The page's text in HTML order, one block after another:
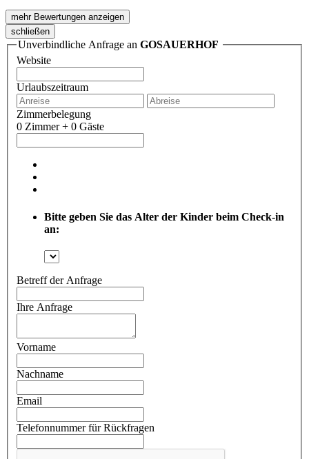
mehr Bewertungen anzeigen
schließen
Unverbindliche Anfrage an GOSAUERHOF
Website
Urlaubszeitraum
Zimmerbelegung
0 Zimmer + 0 Gäste
Bitte geben Sie das Alter der Kinder beim Check-in
an:
Betreff der Anfrage
Ihre Anfrage
Vorname
Nachname
Email
Telefonnummer für Rückfragen